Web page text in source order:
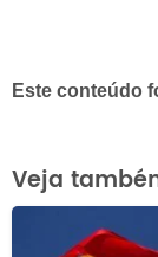
Este conteúdo
Este
Este
Veja